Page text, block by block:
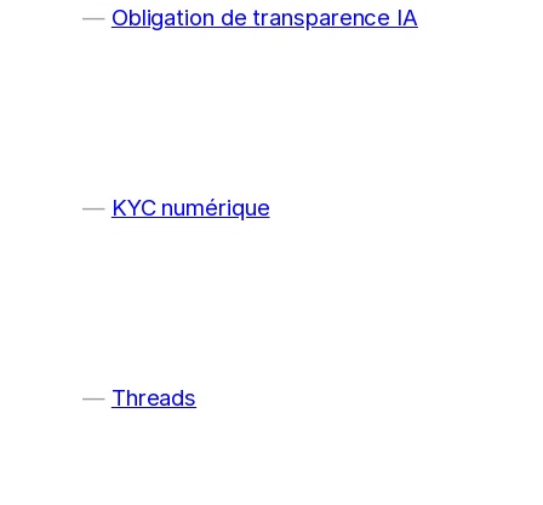
Obligation de transparence IA
KYC numérique
Threads